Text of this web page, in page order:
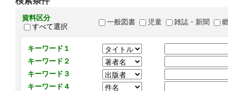
資料区分
すべて選択
一般図書 児童 雑誌・新聞
キーワード１
キーワード２
キーワード３
キーワード４